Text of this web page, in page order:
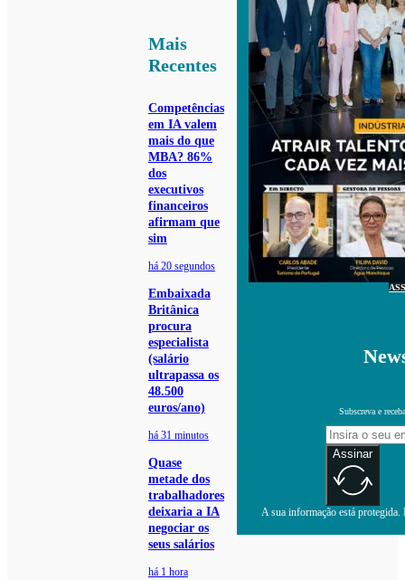
Mais
Recentes
Competências
em IA valem
mais do que
MBA? 86%
dos
executivos
financeiros
afirmam que
sim
há 20 segundos
Embaixada
Britânica
procura
especialista
(salário
ultrapassa os
48.500
euros/ano)
há 31 minutos
Quase
metade dos
trabalhadores
deixaria a IA
negociar os
seus salários
há 1 hora
Subscreva e
Assinar
A sua informação está